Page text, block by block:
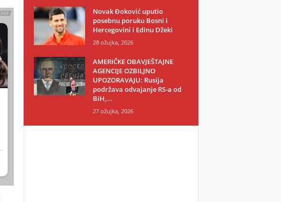
Novak Đoković uputio
posebnu poruku Bosni i
Hercegovini i Edinu Džeki
28 ožujka, 2026
AMERIČKE OBAVJEŠTAJNE
AGENCIJE OZBILJNO
UPOZORAVAJU: Rusija
podržava odvajanje RS-a od
BiH,...
27 ožujka, 2026